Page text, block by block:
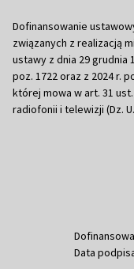
Dofinansowanie
związanych z realizacją
ustawy z dnia 29 grudnia
poz. 1722 oraz z 2024 r.
której mowa w art. 31
radiofonii i telewizji (Dz.
Data